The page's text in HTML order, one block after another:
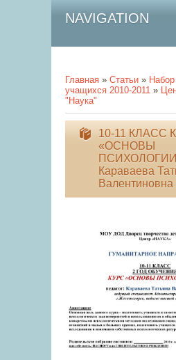
NAVIGATION
Главная » Статьи » Набор
учащихся 2010-2011 »
"Наука"
10-11 КЛАСС
«ОСНОВЫ
Караваева
Валентиновна